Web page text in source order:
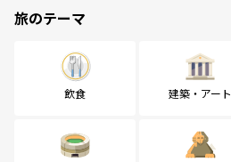
旅のテーマ
飲食 建築・アート